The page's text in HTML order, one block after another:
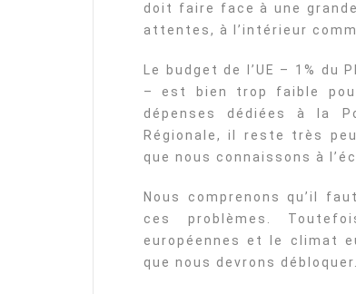
doit faire face à une
attentes, à l’intérieur
Le budget de l’UE – 1%
– est bien trop faible
dépenses dédiées à la
Régionale, il reste très
que nous connaissons à
Nous comprenons qu’il
ces problèmes.
européennes et le climat
que nous devrons débloquer.